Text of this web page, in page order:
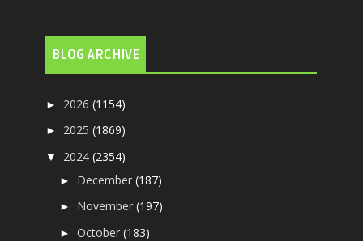
BLOG ARCHIVE
► 2026(1154)
► 2025(1869)
▼ 2024(2354)
► December(187)
► November(197)
►October(183)